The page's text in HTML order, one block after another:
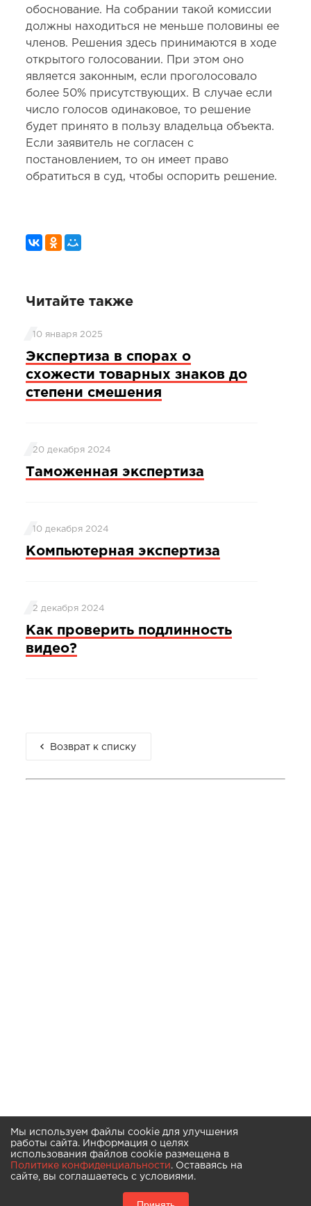
обоснование. На собрании такой комиссии
должны находиться не меньше половины ее
членов. Решения здесь принимаются в ходе
открытого голосовании. При этом оно
является законным, если проголосовало
более 50% присутствующих. В случае если
число голосов одинаковое, то решение
будет принято в пользу владельца объекта.
Если заявитель не согласен с
постановлением, то он имеет право
обратиться в суд, чтобы оспорить решение.
Читайте также
10 января 2025
Экспертиза в спорах о
схожести товарных знаков до
степени смешения
20 декабря 2024
Таможенная экспертиза
10 декабря 2024
Компьютерная экспертиза
2 декабря 2024
Как проверить подлинность
видео?
Возврат к списку
Мы используем файлы cookie для улучшения
работы сайта. Информация о целях
использования файлов cookie размещена в
Политике конфиденциальности. Оставаясь на
сайте, вы соглашаетесь с условиями.